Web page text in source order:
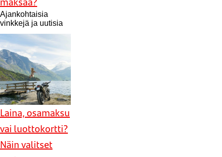
Ajankohtaisia
vinkkejä ja uutisia
Laina, osamaksu
vai luottokortti?
Näin valitset